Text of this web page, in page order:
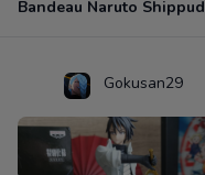
Gokusan29